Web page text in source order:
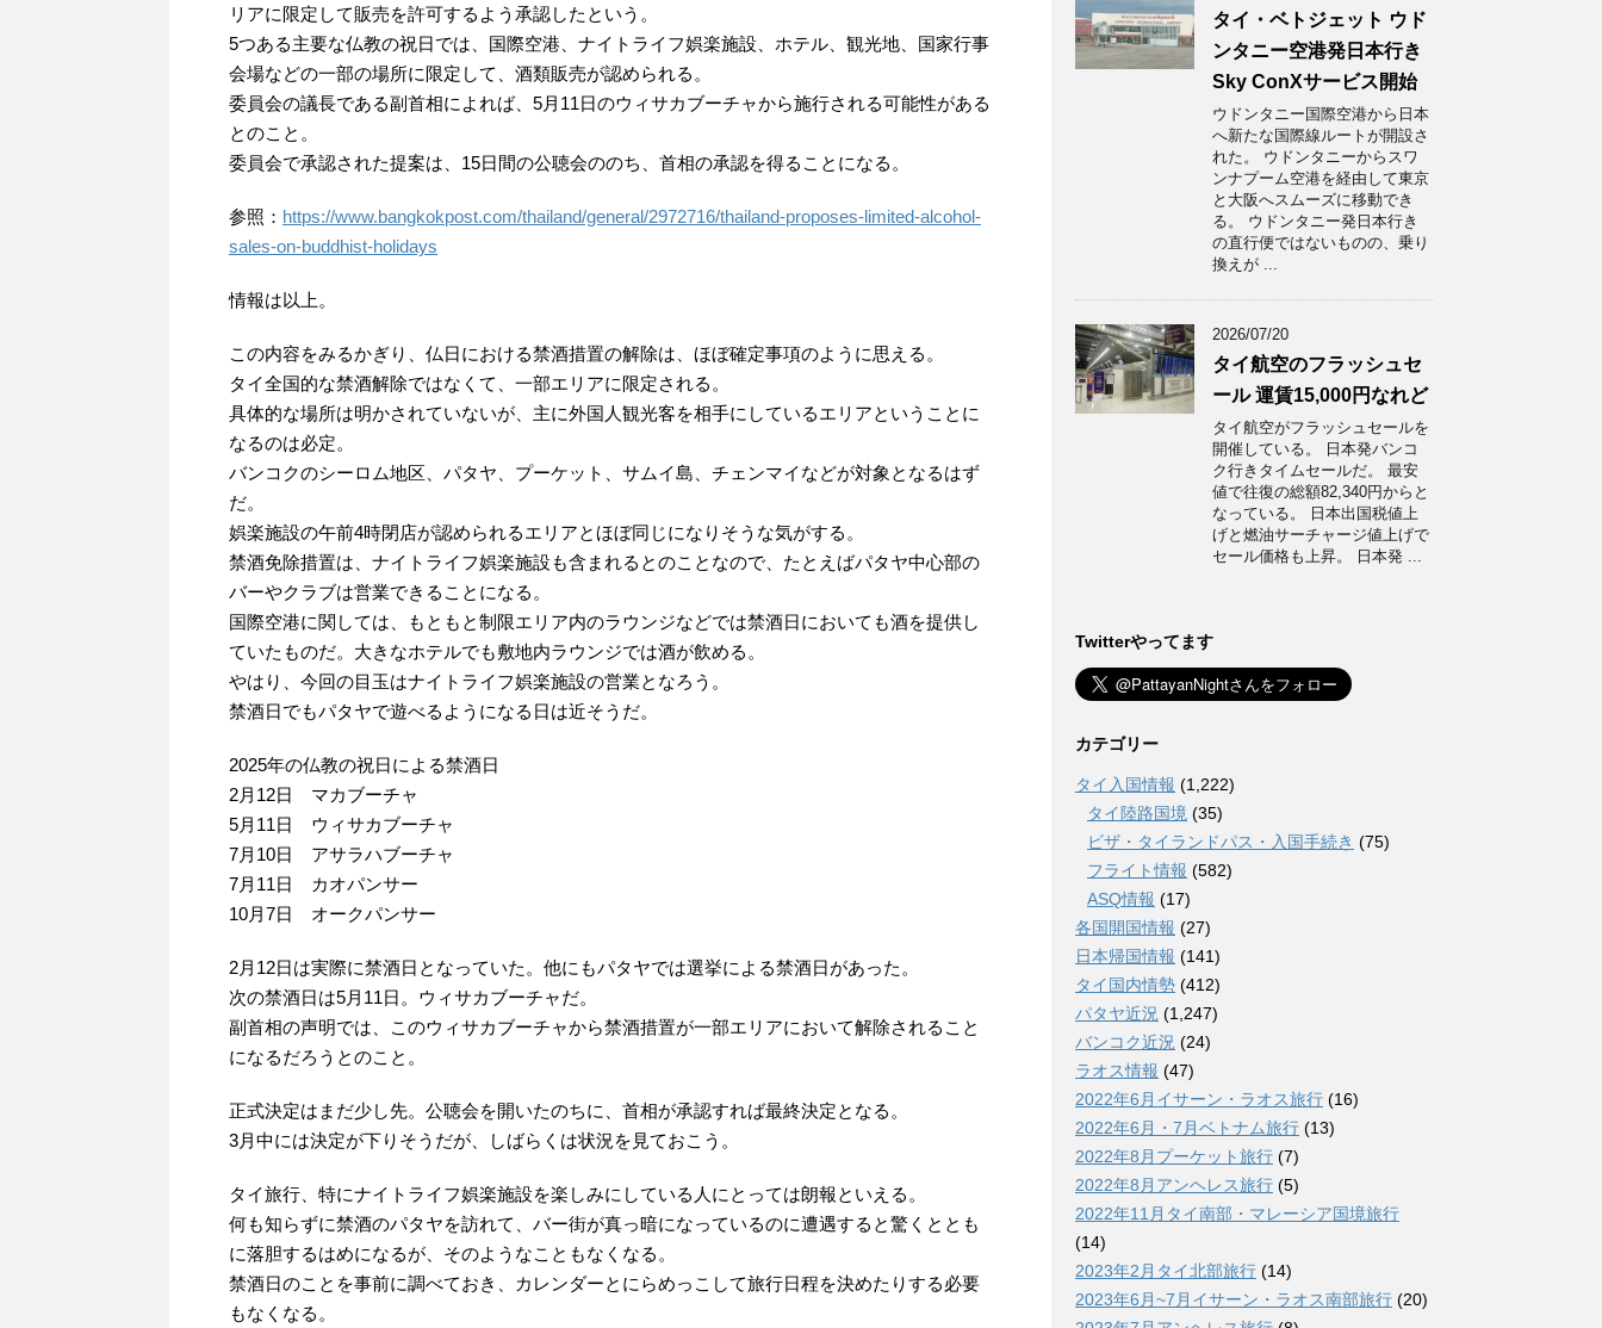
リアに限定して販売を許可するよう承認したという。
5つある主要な仏教の祝日では、国際空港、ナイトライフ娯楽施設、ホテル、観光地、国家行事
会場などの一部の場所に限定して、酒類販売が認められる。
委員会の議長である副首相によれば、5月11日のウィサカブーチャから施行される可能性がある
とのこと。
委員会で承認された提案は、15日間の公聴会ののち、首相の承認を得ることになる。
参照： https://www.bangkokpost.com/thailand/general/2972716/thailand-proposes-limited-alcohol-
sales-on-buddhist-holidays
情報は以上。
この内容をみるかぎり、仏日における禁酒措置の解除は、ほぼ確定事項のように思える。
タイ全国的な禁酒解除ではなくて、一部エリアに限定される。
具体的な場所は明かされていないが、主に外国人観光客を相手にしているエリアということに
なるのは必定。
バンコクのシーロム地区、パタヤ、プーケット、サムイ島、チェンマイなどが対象となるはず
だ。
娯楽施設の午前4時閉店が認められるエリアとほぼ同じになりそうな気がする。
禁酒免除措置は、ナイトライフ娯楽施設も含まれるとのことなので、たとえばパタヤ中心部の
バーやクラブは営業できることになる。
国際空港に関しては、もともと制限エリア内のラウンジなどでは禁酒日においても酒を提供し
ていたものだ。大きなホテルでも敷地内ラウンジでは酒が飲める。
やはり、今回の目玉はナイトライフ娯楽施設の営業となろう。
禁酒日でもパタヤで遊べるようになる日は近そうだ。
2025年の仏教の祝日による禁酒日
2月12日 マカブーチャ
5月11日 ウィサカブーチャ
7月10日 アサラハブーチャ
7月11日 カオパンサー
10月7日 オークパンサー
2月12日は実際に禁酒日となっていた。他にもパタヤでは選挙による禁酒日があった。
次の禁酒日は5月11日。ウィサカブーチャだ。
副首相の声明では、このウィサカブーチャから禁酒措置が一部エリアにおいて解除されること
になるだろうとのこと。
正式決定はまだ少し先。公聴会を開いたのちに、首相が承認すれば最終決定となる。
3月中には決定が下りそうだが、しばらくは状況を見ておこう。
タイ旅行、特にナイトライフ娯楽施設を楽しみにしている人にとっては朗報といえる。
何も知らずに禁酒のパタヤを訪れて、バー街が真っ暗になっているのに遭遇すると驚くととも
に落胆するはめになるが、そのようなこともなくなる。
禁酒日のことを事前に調べておき、カレンダーとにらめっこして旅行日程を決めたりする必要
もなくなる。
タイ・ベトジェット ウド
ンタニー空港発日本行き
Sky ConXサービス開始
ウドンタニー国際空港から日本
へ新たな国際線ルートが開設さ
れた。 ウドンタニーからスワ
ンナプーム空港を経由して東京
と大阪へスムーズに移動でき
る。 ウドンタニー発日本行き
の直行便ではないものの、乗り
換えが ...
2026/07/20
タイ航空のフラッシュセ
ール 運賃15,000円なれど
タイ航空がフラッシュセールを
開催している。 日本発バンコ
ク行きタイムセールだ。 最安
値で往復の総額82,340円からと
なっている。 日本出国税値上
げと燃油サーチャージ値上げで
セール価格も上昇。 日本発 ...
Twitterやってます
カテゴリー
タイ入国情報 (1,222)
タイ陸路国境 (35)
ビザ・タイランドパス・入国手続き (75)
フライト情報 (582)
ASQ情報 (17)
各国開国情報 (27)
日本帰国情報 (141)
タイ国内情勢 (412)
パタヤ近況 (1,247)
バンコク近況 (24)
ラオス情報 (47)
2022年6月イサーン・ラオス旅行 (16)
2022年6月・7月ベトナム旅行 (13)
2022年8月プーケット旅行 (7)
2022年8月アンヘレス旅行 (5)
2022年11月タイ南部・マレーシア国境旅行
(14)
2023年2月タイ北部旅行 (14)
2023年6月~7月イサーン・ラオス南部旅行 (20)